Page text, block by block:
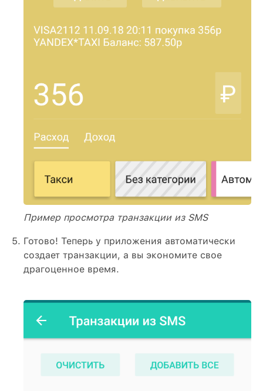
Пример просмотра транзакции из SMS
Готово! Теперь у приложения автоматически
создает транзакции, а вы экономите свое
драгоценное время.